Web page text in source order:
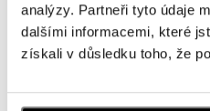
analýzy. Partneři tyto údaje
dalšími informacemi, které
získali v důsledku toho, že